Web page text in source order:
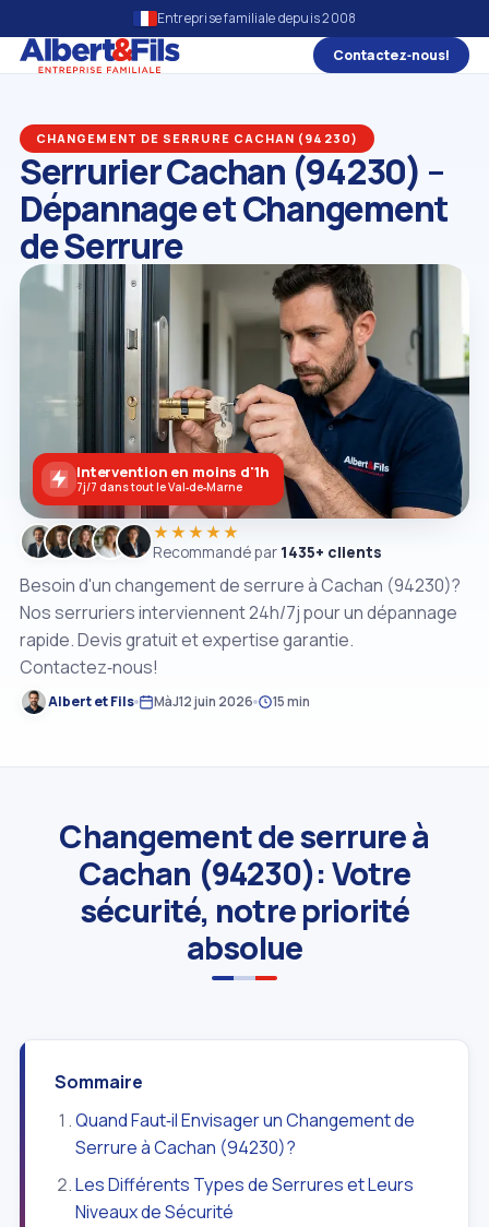
Entreprise familiale depuis 2008
Contactez‑nous!
CHANGEMENT DE SERRURE CACHAN (94230)
Serrurier Cachan (94230) –
Dépannage et Changement
de Serrure
Besoin d'un changement de serrure à Cachan (94230)?
Nos serruriers interviennent 24h/7j pour un dépannage
rapide. Devis gratuit et expertise garantie.
Contactez‑nous!
Albert et Fils MàJ12 juin 2026 15 min
★★★★★
Recommandé par 1435+ clients
Intervention en moins d'1h
7j/7 dans tout le Val‑de‑Marne
Changement de serrure à
Cachan (94230): Votre
sécurité, notre priorité
absolue
Sommaire
Quand Faut‑il Envisager un Changement de
Serrure à Cachan (94230)?
Les Différents Types de Serrures et Leurs
Niveaux de Sécurité